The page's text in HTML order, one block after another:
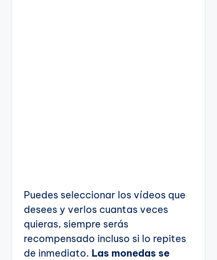
Puedes seleccionar los vídeos que
desees y verlos cuantas veces
quieras, siempre serás
recompensado incluso si lo repites
de inmediato. Las monedas se